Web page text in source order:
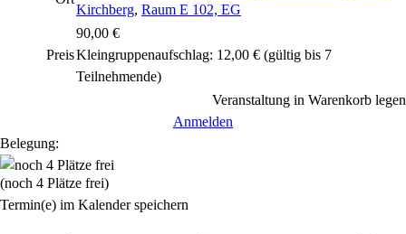
Kirchberg, Raum E 102, EG
Preis
90,00 €
Kleingruppenaufschlag: 12,00 € (gültig bis 7
Teilnehmende)
Veranstaltung in Warenkorb legen
Anmelden
Belegung:
(noch 4 Plätze frei)
Termin(e) im Kalender speichern